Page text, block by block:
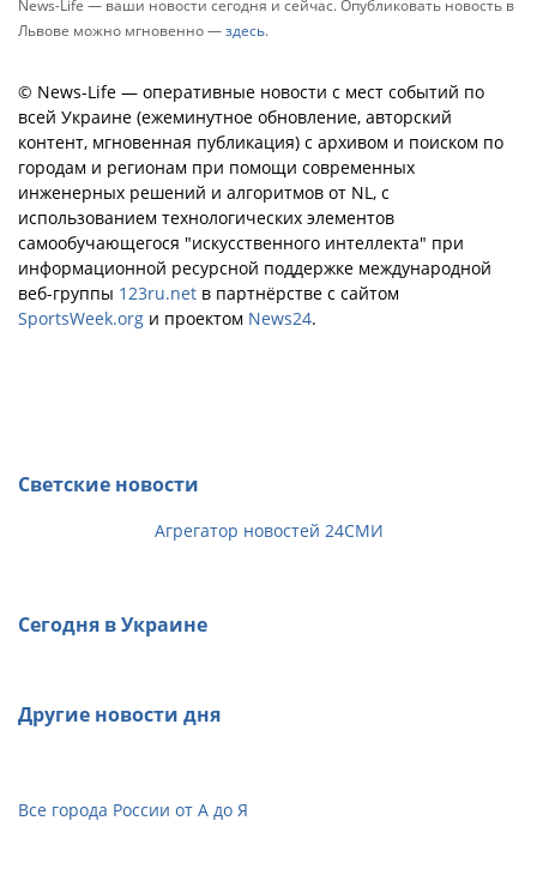
News-Life — ваши новости сегодня и сейчас. Опубликовать новость в
Львове можно мгновенно —здесь.
© News-Life — оперативные новости с мест событий по
всей Украине (ежеминутное обновление, авторский
контент, мгновенная публикация) с архивом и поиском по
городам и регионам при помощи современных
инженерных решений и алгоритмов от NL, с
использованием технологических элементов
самообучающегося "искусственного интеллекта" при
информационной ресурсной поддержке международной
веб-группы 123ru.net в партнёрстве с сайтом
SportsWeek.org и проектом News24.
Светские новости
Агрегатор новостей 24СМИ
Сегодня в Украине
Другие новости дня
Все города России от А до Я